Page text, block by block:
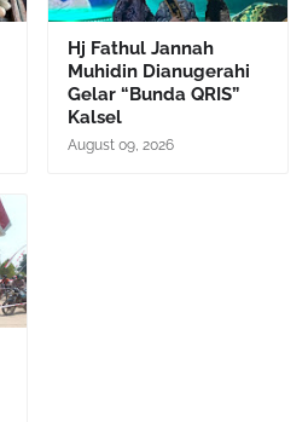
Hj Fathul Jannah
Muhidin Dianugerahi
Gelar “Bunda QRIS”
Kalsel
August 09, 2026